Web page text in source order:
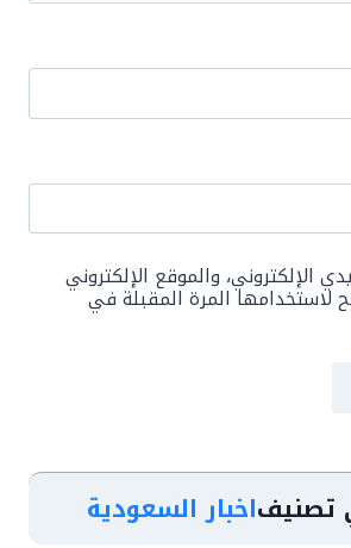
الإلكتروني، والموقع الإلكتروني
المرة المقبلة في
تصنيفاخبار السعودية